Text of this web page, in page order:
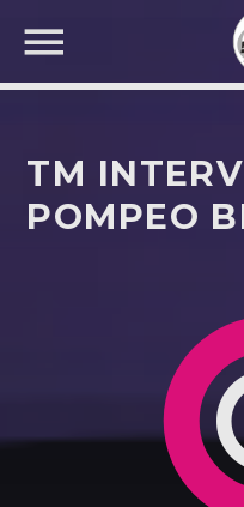
TM
POMPEO